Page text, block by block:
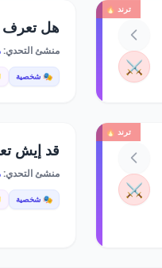
ترند 🔥
⚔️
هل تعرف
منشئ التحدي:
🎭 شخصية
ترند 🔥
⚔️
قد إيش
منشئ التحدي:
🎭 شخصية